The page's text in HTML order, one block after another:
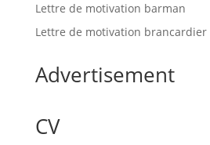
Lettre de motivation barman
Lettre de motivation brancardier
Advertisement
CV